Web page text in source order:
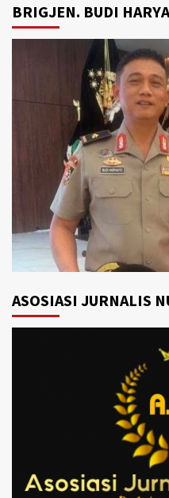
BRIGJEN. BUDI
ASOSIASI JURNALIS